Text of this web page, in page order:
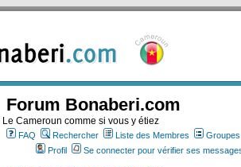
Forum Bonaberi.com
Le Cameroun comme si vous y étiez
FAQ Rechercher Liste des Membres
Profil
Se connecter pour vérifier ses